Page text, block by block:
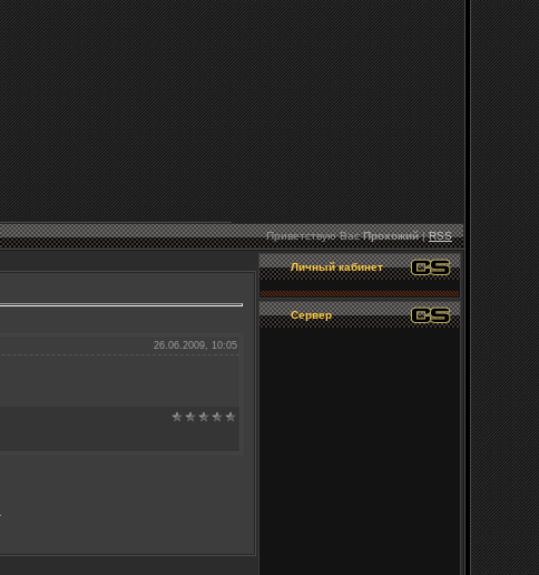
Приветствую Вас Прохожий|RSS
26.06.2009, 10:05
Личный кабинет
Сервер